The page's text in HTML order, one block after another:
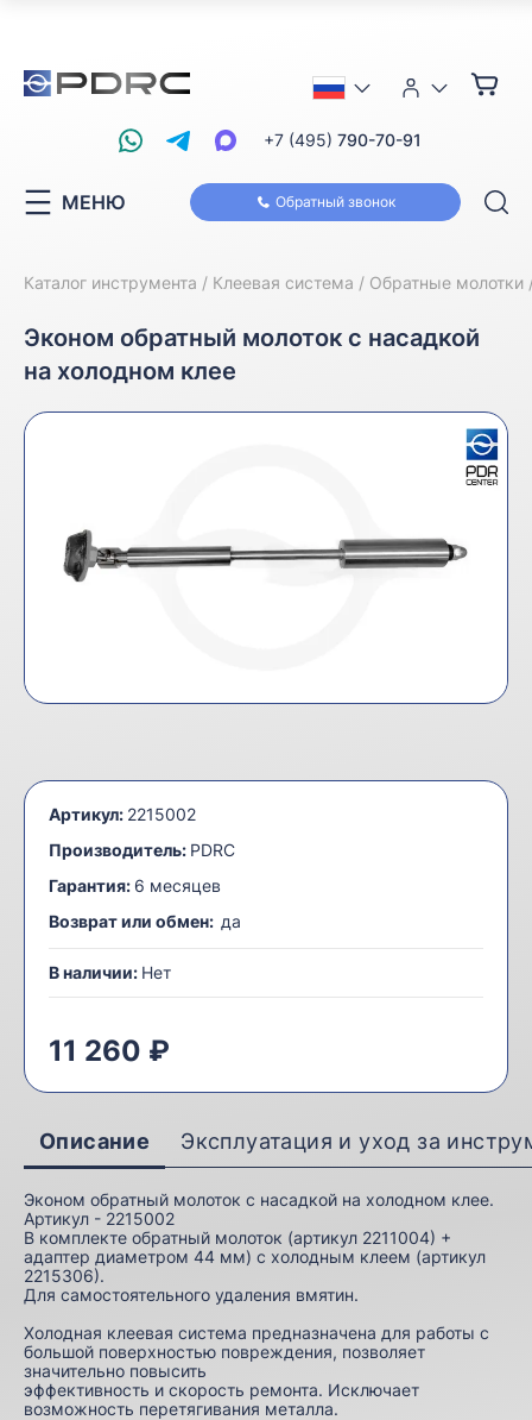
Обратный звонок
+7 (495) 790-70-91
МЕНЮ
Каталог инструмента Клеевая система Обратные молотки
Эконом обратный молоток с насадкой
на холодном клее
Артикул: 2215002
Производитель: PDRC
Гарантия: 6 месяцев
Возврат или обмен: да
В наличии: Нет
11 260 ₽
Описание Эксплуатация и уход за
Эконом обратный молоток с насадкой на холодном клее.
Артикул - 2215002
В комплекте обратный молоток (артикул 2211004) +
адаптер диаметром 44 мм) с холодным клеем (артикул
2215306).
Для самостоятельного удаления вмятин.
Холодная клеевая система предназначена для работы с
большой поверхностью повреждения, позволяет
значительно повысить
эффективность и скорость ремонта. Исключает
возможность перетягивания металла.